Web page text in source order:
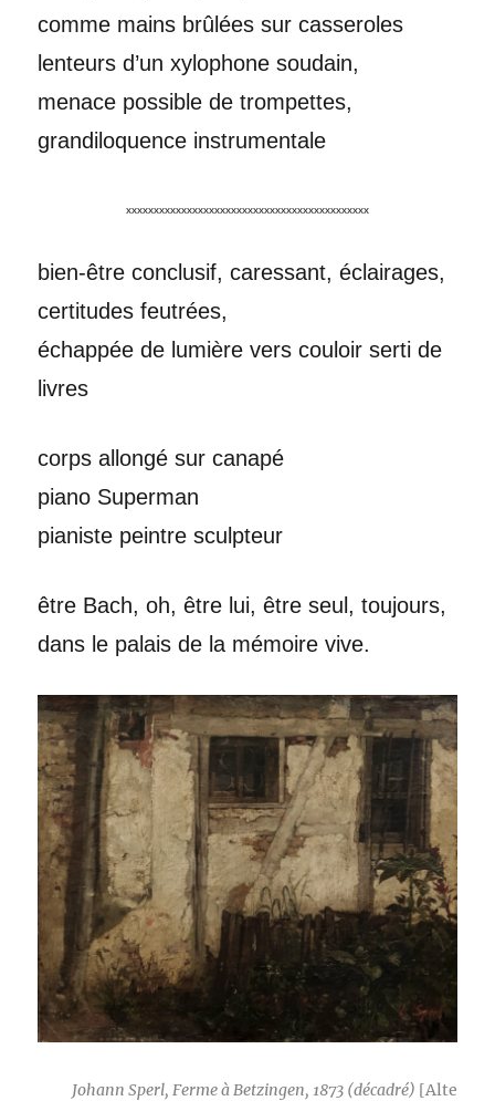
comme mains brûlées sur casseroles
lenteurs d’un xylophone soudain,
menace possible de trompettes,
grandiloquence instrumentale
xxxxxxxxxxxxxxxxxxxxxxxxxxxxxxxxxxxxxxxxxxxx
bien-être conclusif, caressant, éclairages,
certitudes feutrées,
échappée de lumière vers couloir serti de
livres
corps allongé sur canapé
piano Superman
pianiste peintre sculpteur
être Bach, oh, être lui, être seul, toujours,
dans le palais de la mémoire vive.
Johann Sperl, Ferme à Betzingen, 1873 (décadré) [Alte